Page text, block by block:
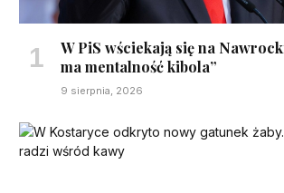
W PiS wściekają się na
ma mentalność kibola”
9 sierpnia, 2026